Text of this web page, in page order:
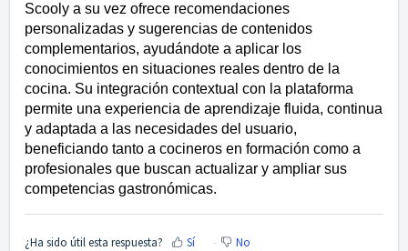
Scooly a su vez ofrece recomendaciones
personalizadas y sugerencias de contenidos
complementarios, ayudándote a aplicar los
conocimientos en situaciones reales dentro de la
cocina. Su integración contextual con la plataforma
permite una experiencia de aprendizaje fluida, continua
y adaptada a las necesidades del usuario,
beneficiando tanto a cocineros en formación como a
profesionales que buscan actualizar y ampliar sus
competencias gastronómicas.
¿Ha sido útil esta respuesta? Sí No